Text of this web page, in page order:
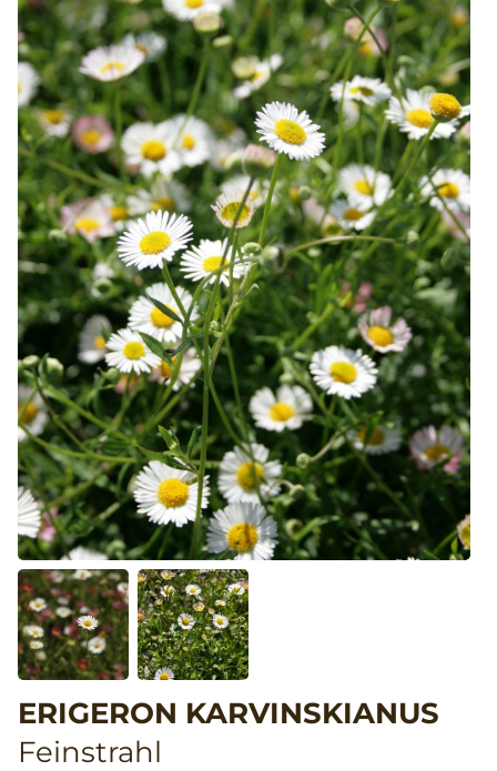
ERIGERON KARVINSKIANUS
Feinstrahl